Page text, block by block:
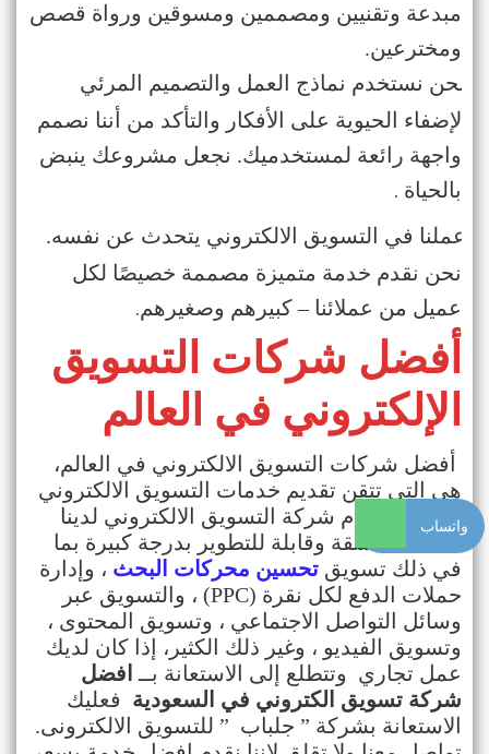
مبدعة وتقنيين ومصممين ومسوقين ورواة قصص
ومخترعين.
نحن نستخدم نماذج العمل والتصميم المرئي
لإضفاء الحيوية على الأفكار والتأكد من أننا نصمم
واجهة رائعة لمستخدميك. نجعل مشروعك ينبض
بالحياة .
عملنا في التسويق الالكتروني يتحدث عن نفسه.
نحن نقدم خدمة متميزة مصممة خصيصًا لكل
عميل من عملائنا – كبيرهم وصغيرهم.
أفضل شركات التسويق
الإلكتروني في العالم
أفضل شركات التسويق الالكتروني في العالم،
هى التي تتقن تقديم خدمات التسويق الالكتروني
لعملك. وتقدم شركة التسويق الالكتروني لدينا
خدمات متسقة وقابلة للتطوير بدرجة كبيرة بما
في ذلك تسويق تحسين محركات البحث ، وإدارة
حملات الدفع لكل نقرة (PPC)
، والتسويق عبر
وسائل التواصل الاجتماعي ، وتسويق المحتوى ،
وتسويق الفيديو ، وغير ذلك الكثير، إذا كان لديك
عمل تجاري وتتطلع إلى الاستعانة بــ افضل
شركة تسويق الكتروني في السعودية فعليك
الاستعانة بشركة ” جلباب ” للتسويق الالكترونى.
واتساب